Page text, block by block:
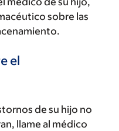
sobre las
el
de su hijo no
llame al médico